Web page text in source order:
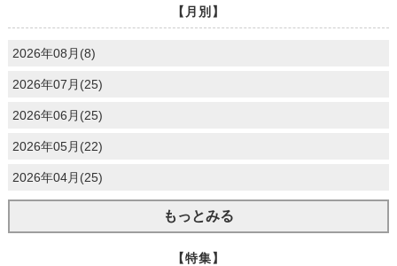
【月別】
2026年08月(8)
2026年07月(25)
2026年06月(25)
2026年05月(22)
2026年04月(25)
もっとみる
【特集】